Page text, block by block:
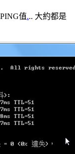
值... 大約都是